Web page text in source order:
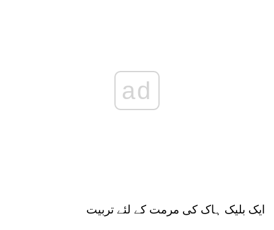
ad
ایک بلیک ہاک کی مرمت کے لئے تربیت